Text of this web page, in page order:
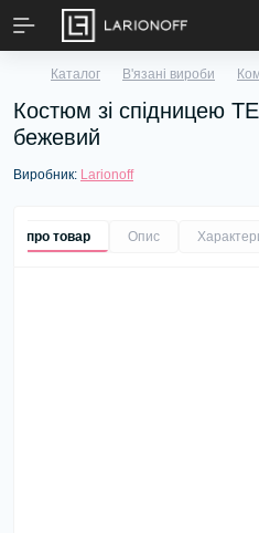
Каталог В'язані вироби
Костюм зі спідницею
бежевий
Виробник: Larionoff
про товар Опис